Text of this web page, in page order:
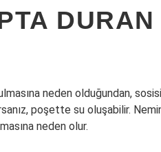
neden olduğundan,
poşette su oluşabilir.
neden olur.